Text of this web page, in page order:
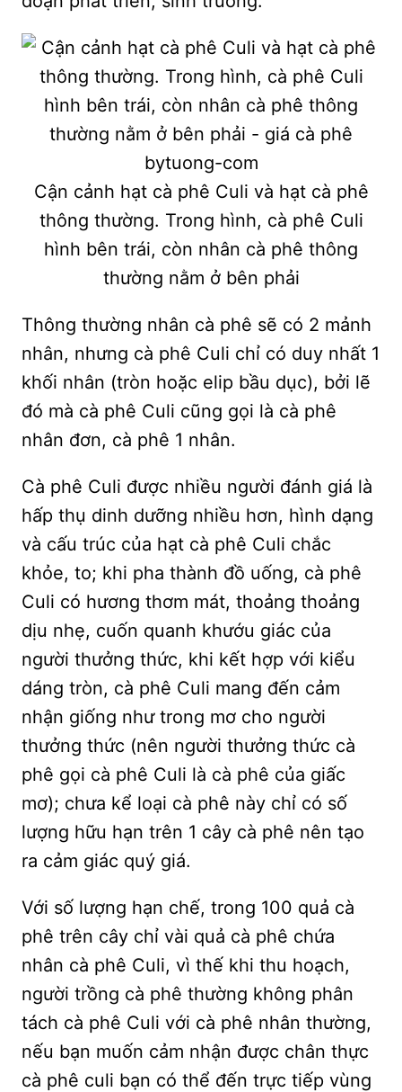
Cận cảnh hạt cà phê Culi và hạt cà phê
thông thường. Trong hình, cà phê Culi
hình bên trái, còn nhân cà phê thông
thường nằm ở bên phải
Thông thường nhân cà phê sẽ có 2 mảnh
nhân, nhưng cà phê Culi chỉ có duy nhất 1
khối nhân (tròn hoặc elip bầu dục), bởi lẽ
đó mà cà phê Culi cũng gọi là cà phê
nhân đơn, cà phê 1 nhân.
Cà phê Culi được nhiều người đánh giá là
hấp thụ dinh dưỡng nhiều hơn, hình dạng
và cấu trúc của hạt cà phê Culi chắc
khỏe, to; khi pha thành đồ uống, cà phê
Culi có hương thơm mát, thoảng thoảng
dịu nhẹ, cuốn quanh khướu giác của
người thưởng thức, khi kết hợp với kiểu
dáng tròn, cà phê Culi mang đến cảm
nhận giống như trong mơ cho người
thưởng thức (nên người thưởng thức cà
phê gọi cà phê Culi là cà phê của giấc
mơ); chưa kể loại cà phê này chỉ có số
lượng hữu hạn trên 1 cây cà phê nên tạo
ra cảm giác quý giá.
Với số lượng hạn chế, trong 100 quả cà
phê trên cây chỉ vài quả cà phê chứa
nhân cà phê Culi, vì thế khi thu hoạch,
người trồng cà phê thường không phân
tách cà phê Culi với cà phê nhân thường,
nếu bạn muốn cảm nhận được chân thực
cà phê culi bạn có thể đến trực tiếp vùng